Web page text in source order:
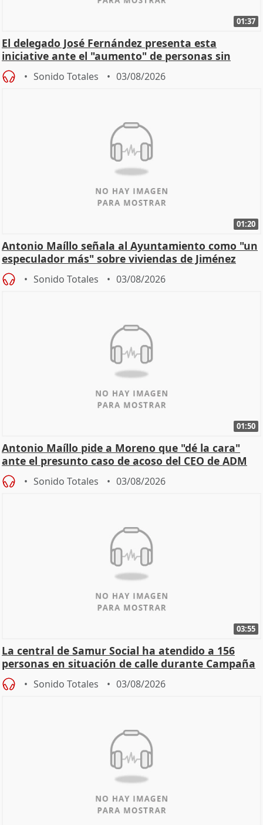
01:37
El delegado José Fernández presenta esta
iniciative ante el "aumento" de personas sin
hogar en Madri
Sonido Totales 03/08/2026
01:20
Antonio Maíllo señala al Ayuntamiento como "un
especulador más" sobre viviendas de Jiménez
Becerril
Sonido Totales 03/08/2026
01:50
Antonio Maíllo pide a Moreno que "dé la cara"
ante el presunto caso de acoso del CEO de ADM
Sonido Totales 03/08/2026
03:55
La central de Samur Social ha atendido a 156
personas en situación de calle durante Campaña
de Calor
Sonido Totales 03/08/2026